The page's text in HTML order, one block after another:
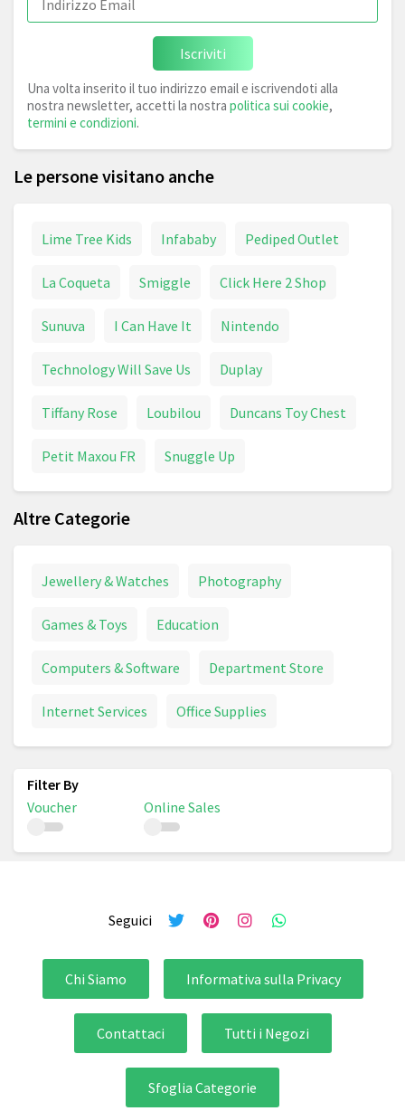
Iscriviti
Una volta inserito il tuo indirizzo email e iscrivendoti alla
nostra newsletter, accetti la nostra politica sui cookie,
termini e condizioni.
Le persone visitano anche
Lime Tree Kids Infababy Pediped Outlet
La Coqueta Smiggle Click Here 2 Shop
Sunuva I Can Have It Nintendo
Technology Will Save Us Duplay
Tiffany Rose Loubilou Duncans Toy Chest
Petit Maxou FR Snuggle Up
Altre Categorie
Jewellery & Watches Photography
Games & Toys Education
Computers & Software Department Store
Internet Services Office Supplies
Voucher Online Sales
Seguici
Chi Siamo Informativa sulla Privacy
Contattaci Tutti i Negozi
Sfoglia Categorie